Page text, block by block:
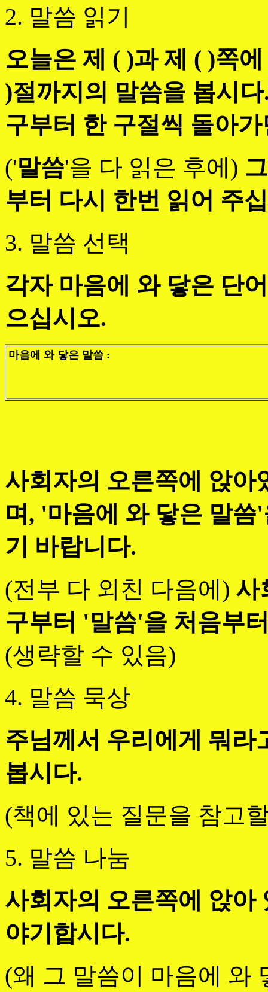
2. 말씀 읽기
오늘은 제 ( )과 제 ( )쪽
)절까지의 말씀을 봅시
구부터 한 구절씩 돌아
('말씀'을 다 읽은 후에)
부터 다시 한번 읽어 주
3. 말씀 선택
각자 마음에 와 닿은 단
으십시오.
마음에 와 닿은 말씀 :
사회자의 오른쪽에 앉아
며, '마음에 와 닿은 말
기 바랍니다.
(전부 다 외친 다음에) 사
구부터 '말씀'을 처음부
(생략할 수 있음)
4. 말씀 묵상
주님께서 우리에게 뭐라
봅시다.
(책에 있는 질문을 참고
5. 말씀 나눔
사회자의 오른쪽에 앉아
야기합시다.
(왜 그 말씀이 마음에 와